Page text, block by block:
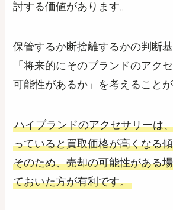
討する価値があります。
保管するか断捨離するかの判断
「将来的にそのブランドのアク
可能性があるか」を考えることが
ハイブランドのアクセサリーは
っていると買取価格が高くなる
そのため、売却の可能性がある
ておいた方が有利です。